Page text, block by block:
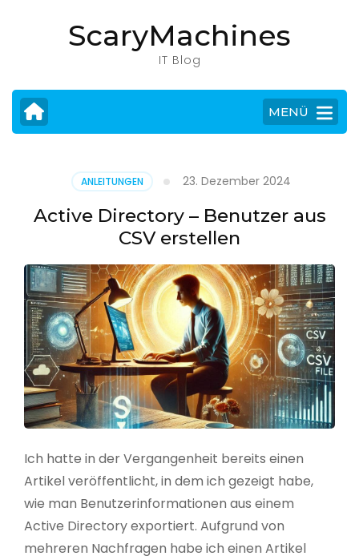
drücken)
ScaryMachines
IT Blog
MENÜ
ANLEITUNGEN 23. Dezember 2024
Active Directory – Benutzer aus
CSV erstellen
Ich hatte in der Vergangenheit bereits einen
Artikel veröffentlicht, in dem ich gezeigt habe,
wie man Benutzerinformationen aus einem
Active Directory exportiert. Aufgrund von
mehreren Nachfragen habe ich einen Artikel